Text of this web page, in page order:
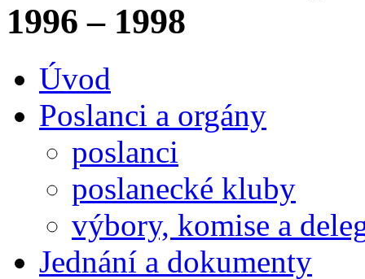
1996 – 1998
Úvod
Poslanci a orgány
poslanci
poslanecké kluby
výbory, komise a
Jednání a dokumenty